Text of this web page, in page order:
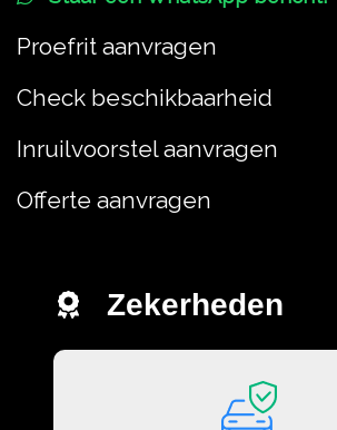
Proefrit aanvragen
Check beschikbaarheid
Inruilvoorstel aanvragen
Offerte aanvragen
Zekerheden